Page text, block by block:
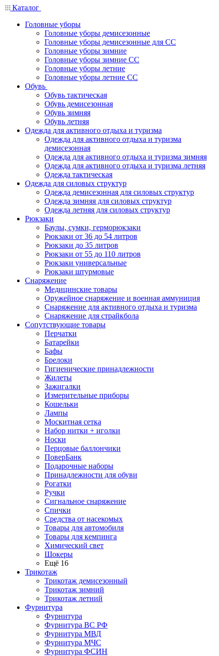
Каталог
Головные уборы
Головные уборы демисезонные
Головные уборы демисезонные для СС
Головные уборы зимние
Головные уборы зимние СС
Головные уборы летние
Головные уборы летние СС
Обувь
Обувь тактическая
Обувь демисезонная
Обувь зимняя
Обувь летняя
Одежда для активного отдыха и туризма
Одежда для активного отдыха и туризма
демисезонная
Одежда для активного отдыха и туризма зимняя
Одежда для активного отдыха и туризма летняя
Одежда тактическая
Одежда для силовых структур
Одежда демисезонная для силовых структур
Одежда зимняя для силовых структур
Одежда летняя для силовых структур
Рюкзаки
Баулы, сумки, герморюкзаки
Рюкзаки от 36 до 54 литров
Рюкзаки до 35 литров
Рюкзаки от 55 до 110 литров
Рюкзаки универсальные
Рюкзаки штурмовые
Снаряжение
Медицинские товары
Оружейное снаряжение и военная аммуниция
Снаряжение для активного отдыха и туризма
Снаряжение для страйкбола
Сопутствующие товары
Перчатки
Батарейки
Бафы
Брелоки
Гигиенические принадлежности
Жилеты
Зажигалки
Измерительные приборы
Кошельки
Лампы
Москитная сетка
Набор нитки + иголки
Носки
Перцовые баллончики
ПоверБанк
Подарочные наборы
Принадлежности для обуви
Рогатки
Ручки
Сигнальное снаряжение
Спички
Средства от насекомых
Товары для автомобиля
Товары для кемпинга
Химический свет
Шокеры
Ещё 16
Трикотаж
Трикотаж демисезонный
Трикотаж зимний
Трикотаж летний
Фурнитура
Фурнитура
Фурнитура ВС РФ
Фурнитура МВД
Фурнитура МЧС
Фурнитура ФСИН